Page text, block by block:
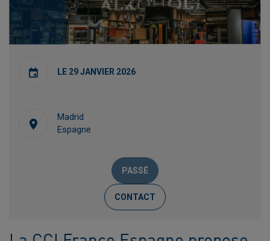
LE 29 JANVIER 2026
Madrid
Espagne
PASSÉ
CONTACT